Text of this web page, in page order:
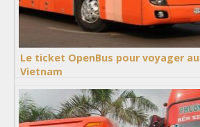
Le ticket OpenBus pour voyager au
Vietnam